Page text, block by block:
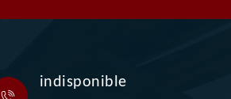
indisponible